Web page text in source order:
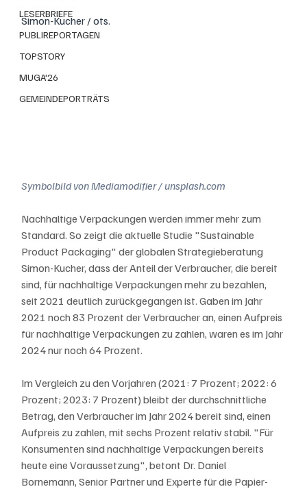
LESERBRIEFE
PUBLIREPORTAGEN
TOPSTORY
MUGA'26
GEMEINDEPORTRÄTS
Simon-Kucher / ots.
Symbolbild von Mediamodifier / unsplash.com
Nachhaltige Verpackungen werden immer mehr zum
Standard. So zeigt die aktuelle Studie "Sustainable
Product Packaging" der globalen Strategieberatung
Simon-Kucher, dass der Anteil der Verbraucher, die bereit
sind, für nachhaltige Verpackungen mehr zu bezahlen,
seit 2021 deutlich zurückgegangen ist. Gaben im Jahr
2021 noch 83 Prozent der Verbraucher an, einen Aufpreis
für nachhaltige Verpackungen zu zahlen, waren es im Jahr
2024 nur noch 64 Prozent.
Im Vergleich zu den Vorjahren (2021: 7 Prozent; 2022: 6
Prozent; 2023: 7 Prozent) bleibt der durchschnittliche
Betrag, den Verbraucher im Jahr 2024 bereit sind, einen
Aufpreis zu zahlen, mit sechs Prozent relativ stabil. "Für
Konsumenten sind nachhaltige Verpackungen bereits
heute eine Voraussetzung", betont Dr. Daniel
Bornemann, Senior Partner und Experte für die Papier-